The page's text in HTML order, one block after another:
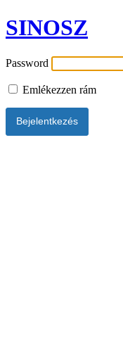
SINOSZ
Password
Emlékezzen rám